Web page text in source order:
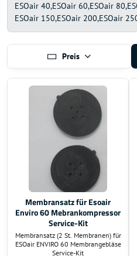
ESOair 40 ESOair 60 ESOair 80
ESOair 150 ESOair 200 ESOair
Preis
Membransatz für Esoair
Enviro 60 Mebrankompressor
Service-Kit
Membransatz (2 St. Membranen) für
ESOair ENVIRO 60 Membrangebläse
Service-Kit